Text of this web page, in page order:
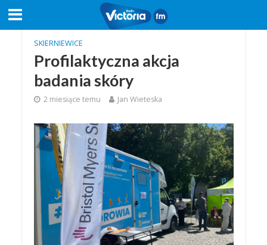
SKIERNIEWICE
Profilaktyczna akcja
badania skóry
2 miesiące temu Jan Wieteska